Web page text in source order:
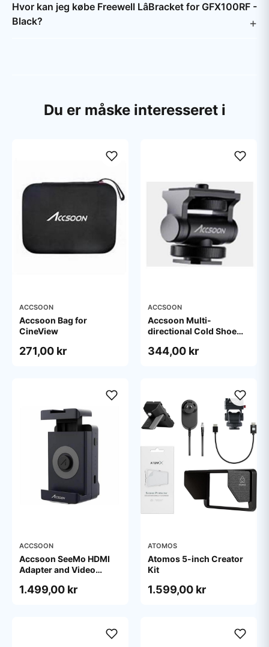
Hvor kan jeg købe Freewell LâBracket for GFX100RF -
Black?
Du er måske interesseret i
ACCSOON
Accsoon Bag for
CineView
271,00 kr
ACCSOON
Accsoon Multi-
directional Cold Shoe
344,00 kr
ACCSOON
Accsoon SeeMo HDMI
Adapter and Video
Black
1.499,00 kr
ATOMOS
Atomos 5-inch Creator
Kit
1.599,00 kr